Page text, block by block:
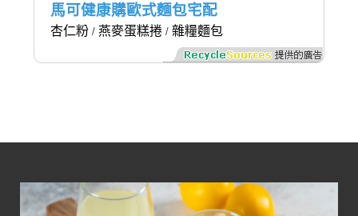
馬可健康購歐式麵包宅配
杏仁粉/ 燕麥蛋糕捲/ 雜糧麵包